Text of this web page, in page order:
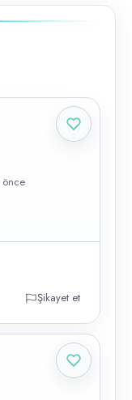
Şikayet et